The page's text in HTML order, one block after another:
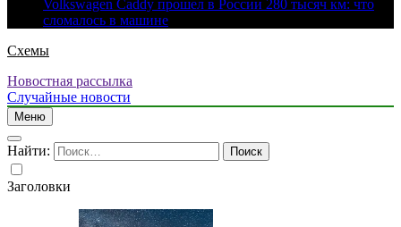
Volkswagen Caddy прошел в России 280 тысяч км: что
сломалось в машине
Схемы
Новостная рассылка
Случайные новости
Меню
Найти:
Заголовки